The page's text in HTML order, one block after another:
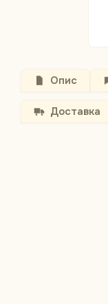
Опис
Доставка